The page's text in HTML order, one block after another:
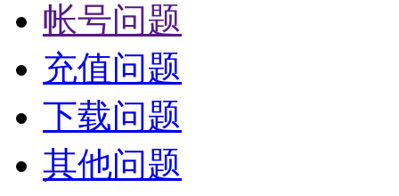
帐号问题
充值问题
下载问题
其他问题